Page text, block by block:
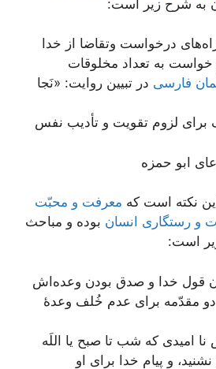
به شرح زیر است:
درخواست وتقاضا از خدا
خواست به تعداد مخلوقات
فارسی در تبیین روایت: «نَجا
برای لزوم تقویت و تأدیب نفس
ابو حمزه
نکته است که معرفت و محبّت
و رستگاری انسان بوده و مباحث
است:
قول خدا و صدق بودن وعده‌اش
مقدّمه برای عدم خُلف وعدۀ
امیدی که شب تا صبح یا اللَه
و پیام خدا برای او